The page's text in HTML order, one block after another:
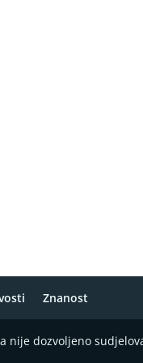
Znanost
nije dozvoljeno